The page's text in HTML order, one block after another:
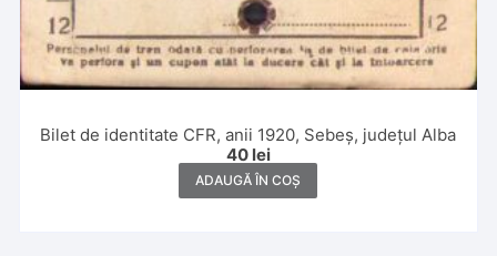
Bilet de identitate CFR, anii 1920, Sebeș, județul Alba
40 lei
ADAUGĂ ÎN COȘ